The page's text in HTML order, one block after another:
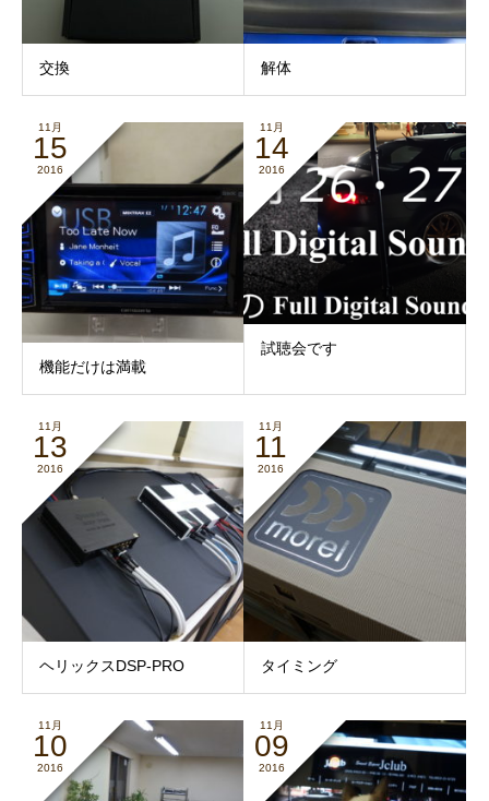
交換 解体
11月
15
2016
機能だけは満載
11月
14
2016
試聴会です
11月
13
2016
ヘリックスDSP-PRO
11月
11
2016
タイミング
11月
10
2016
11月
09
2016